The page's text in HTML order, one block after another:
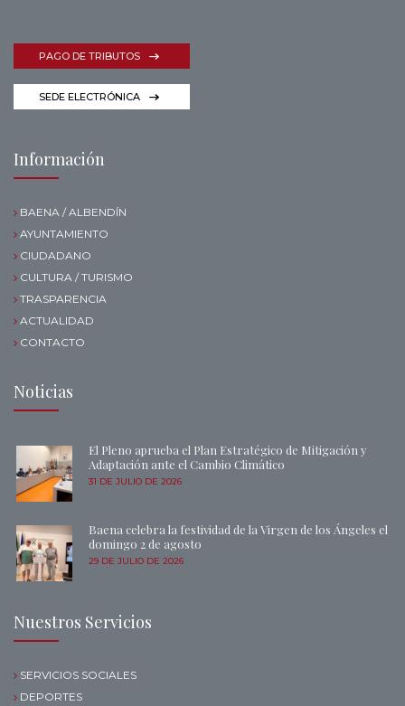
PAGO DE TRIBUTOS
SEDE ELECTRÓNICA
Información
BAENA / ALBENDÍN
AYUNTAMIENTO
CIUDADANO
CULTURA / TURISMO
TRASPARENCIA
ACTUALIDAD
CONTACTO
Noticias
El Pleno aprueba el Plan Estratégico de Mitigación y
Adaptación ante el Cambio Climático
31 DE JULIO DE 2026
Baena celebra la festividad de la Virgen de los Ángeles el
domingo 2 de agosto
29 DE JULIO DE 2026
Nuestros Servicios
SERVICIOS SOCIALES
DEPORTES